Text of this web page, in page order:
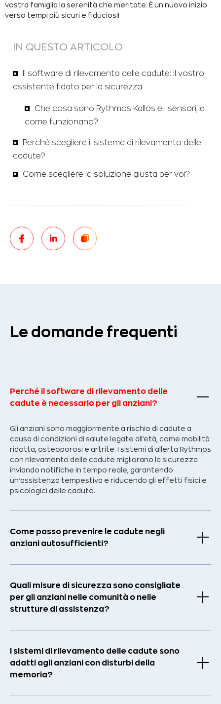
IN QUESTO ARTICOLO
Il software di rilevamento delle cadute: il vostro
assistente fidato per la sicurezza
Che cosa sono Rythmos Kallos e i sensori, e
come funzionano?
Perché scegliere il sistema di rilevamento delle
cadute?
Come scegliere la soluzione giusta per voi?
vostra famiglia la serenità che meritate. È un nuovo inizio
verso tempi più sicuri e fiduciosi!
Le domande frequenti
Perché il software di rilevamento delle
cadute è necessario per gli anziani?
Gli anziani sono maggiormente a rischio di cadute a
causa di condizioni di salute legate all'età, come mobilità
ridotta, osteoporosi e artrite. I sistemi di allerta Rythmos
con rilevamento delle cadute migliorano la sicurezza
inviando notifiche in tempo reale, garantendo
un’assistenza tempestiva e riducendo gli effetti fisici e
psicologici delle cadute.
Come posso prevenire le cadute negli
anziani autosufficienti?
Quali misure di sicurezza sono consigliate
per gli anziani nelle comunità o nelle
strutture di assistenza?
I sistemi di rilevamento delle cadute sono
adatti agli anziani con disturbi della
memoria?